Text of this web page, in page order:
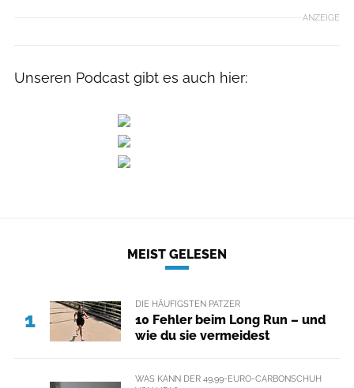
ANZEIGE
Unseren Podcast gibt es auch hier:
MEIST GELESEN
1
DIE HÄUFIGSTEN PATZER
10 Fehler beim Long Run – und
wie du sie vermeidest
WAS KANN DER 49,99-EURO-CARBONSCHUH